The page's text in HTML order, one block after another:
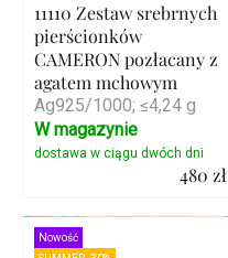
11110 Zestaw srebrnych
pierścionków
CAMERON pozłacany z
agatem mchowym
Ag925/1000; ≤4,24 g
480 zł
Szczegóły
W magazynie
Nowość